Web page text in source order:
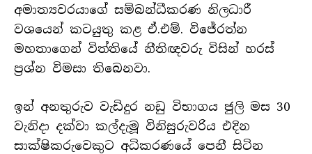
අමාත්‍යවරයාගේ සම්බන්ධීකරණ නිලධාරී
වශයෙන් කටයුතු කළ ඒ.එම්. විජේරත්න
මහතාගෙන් විත්තියේ නීතිඥවරු විසින් හරස්
ප්‍රශ්න විමසා තිබෙනවා.
ඉන් අනතුරුව වැඩිදුර නඩු විභාගය ජුලි මස 30
වැනිදා දක්වා කල්දැමූ විනිසුරුවරිය එදින
සාක්ෂිකරුවෙකුට අධිකරණයේ පෙනී සිටින